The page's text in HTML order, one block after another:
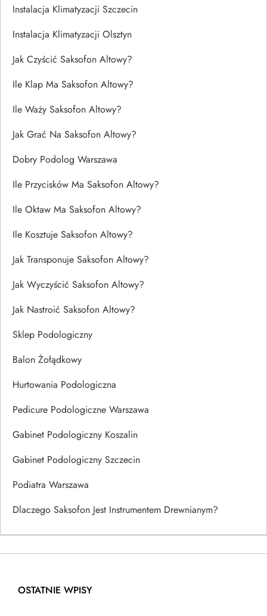
Instalacja Klimatyzacji Szczecin
Instalacja Klimatyzacji Olsztyn
Jak Czyścić Saksofon Altowy?
Ile Klap Ma Saksofon Altowy?
Ile Waży Saksofon Altowy?
Jak Grać Na Saksofon Altowy?
Dobry Podolog Warszawa
Ile Przycisków Ma Saksofon Altowy?
Ile Oktaw Ma Saksofon Altowy?
Ile Kosztuje Saksofon Altowy?
Jak Transponuje Saksofon Altowy?
Jak Wyczyścić Saksofon Altowy?
Jak Nastroić Saksofon Altowy?
Sklep Podologiczny
Balon Żołądkowy
Hurtowania Podologiczna
Pedicure Podologiczne Warszawa
Gabinet Podologiczny Koszalin
Gabinet Podologiczny Szczecin
Podiatra Warszawa
Dlaczego Saksofon Jest Instrumentem Drewnianym?
OSTATNIE WPISY